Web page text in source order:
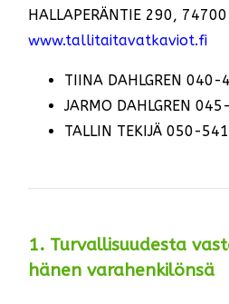
HALLAPERÄNTIE 290, 74700
www.tallitaitavatkaviot.fi
TIINA DAHLGREN 040-
JARMO DAHLGREN
TALLIN TEKIJÄ 050-
1. Turvallisuudesta
hänen varahenkilönsä